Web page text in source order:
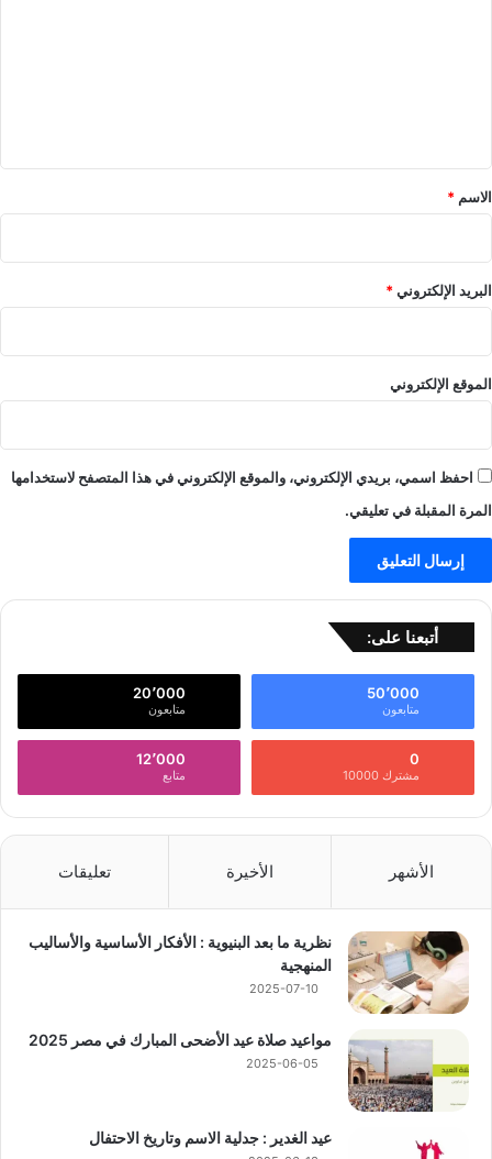
*
الاسم *
البريد الإلكتروني*
الموقع الإلكتروني
احفظ اسمي، بريدي الإلكتروني، والموقع الإلكتروني في هذا المتصفح لاستخدامها
المرة المقبلة في تعليقي.
أتبعنا على:
50٬000
متابعون
20٬000
متابعون
0
مشترك 10000
12٬000
متابع
الأشهر الأخيرة تعليقات
نظرية ما بعد البنيوية : الأفكار الأساسية والأساليب
المنهجية
2025-07-10
مواعيد صلاة عيد الأضحى المبارك في مصر 2025
2025-06-05
عيد الغدير : جدلية الاسم وتاريخ الاحتفال